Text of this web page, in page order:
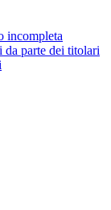
incompleta
da parte dei titolari